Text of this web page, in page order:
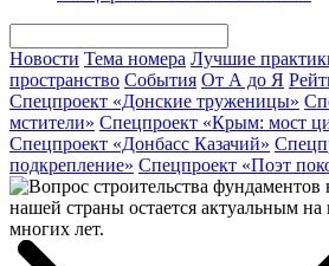
Новости Тема номера Лучшие
пространство События От А до Я
Спецпроект «Донские труженицы»
мстители» Спецпроект «Крым: мост
Спецпроект «Донбасс Казачий»
подкрепление» Спецпроект «Поэт